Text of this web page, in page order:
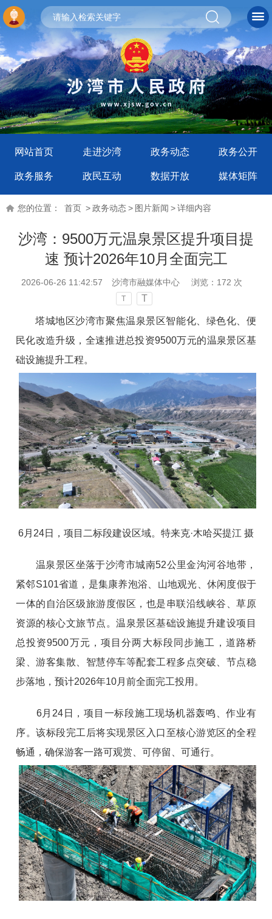
网站首页 走进沙湾 政务动态 政务公开
政务服务 政民互动 数据开放 媒体矩阵
您的位置： 首页 >政务动态> 图片新闻 >详细内容
沙湾：9500万元温泉景区提升项目提
速 预计2026年10月全面完工
2026-06-26 11:42:57 沙湾市融媒体中心 浏览： 172 次
T T
塔城地区沙湾市聚焦温泉景区智能化、绿色化、便
民化改造升级，全速推进总投资9500万元的温泉景区基
础设施提升工程。
6月24日，项目二标段建设区域。特来克·木哈买提江 摄
温泉景区坐落于沙湾市城南52公里金沟河谷地带，
紧邻S101省道，是集康养泡浴、山地观光、休闲度假于
一体的自治区级旅游度假区，也是串联沿线峡谷、草原
资源的核心文旅节点。温泉景区基础设施提升建设项目
总投资9500万元，项目分两大标段同步施工，道路桥
梁、游客集散、智慧停车等配套工程多点突破、节点稳
步落地，预计2026年10月前全面完工投用。
6月24日，项目一标段施工现场机器轰鸣、作业有
序。该标段完工后将实现景区入口至核心游览区的全程
畅通，确保游客一路可观赏、可停留、可通行。